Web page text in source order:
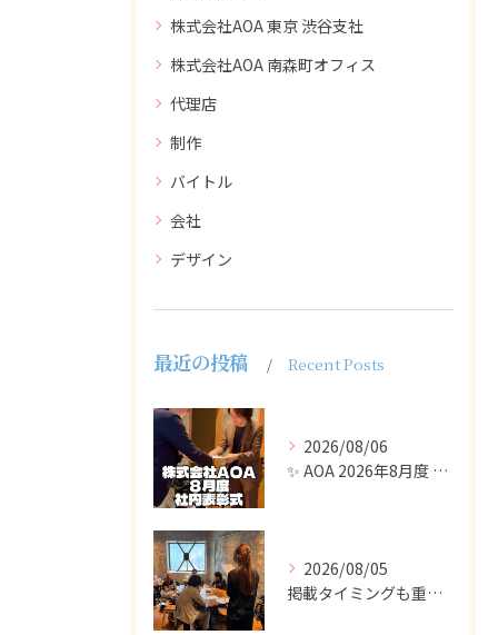
株式会社AOA 東京 渋谷支社
株式会社AOA 南森町オフィス
代理店
制作
バイトル
会社
デザイン
最近の投稿 Recent Posts
2026/08/06
✨ AOA 2026年8月度 表彰式レポート ✨
2026/08/05
掲載タイミングも重要で、業界動向や求職者の活動時期に合わせて...